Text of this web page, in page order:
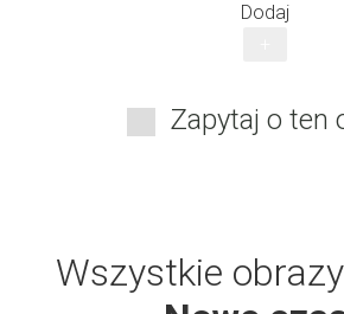
Dodaj
Zapytaj o ten
Wszystkie